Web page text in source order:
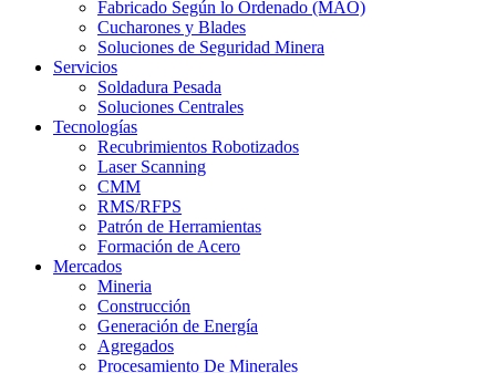
Fabricado Según lo Ordenado (MAO)
Cucharones y Blades
Soluciones de Seguridad Minera
Servicios
Soldadura Pesada
Soluciones Centrales
Tecnologías
Recubrimientos Robotizados
Laser Scanning
CMM
RMS/RFPS
Patrón de Herramientas
Formación de Acero
Mercados
Mineria
Construcción
Generación de Energía
Agregados
Procesamiento De Minerales